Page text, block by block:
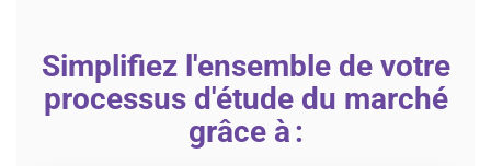
Simplifiez l'ensemble de votre
processus d'étude du marché
grâce à :